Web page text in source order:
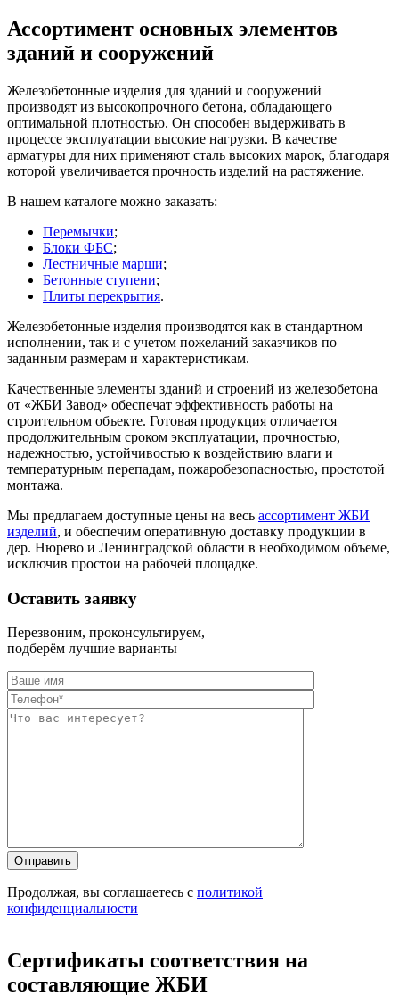
Ассортимент основных элементов
зданий и сооружений
Железобетонные изделия для зданий и сооружений
производят из высокопрочного бетона, обладающего
оптимальной плотностью. Он способен выдерживать в
процессе эксплуатации высокие нагрузки. В качестве
арматуры для них применяют сталь высоких марок, благодаря
которой увеличивается прочность изделий на растяжение.
В нашем каталоге можно заказать:
Перемычки;
Блоки ФБС;
Лестничные марши;
Бетонные ступени;
Плиты перекрытия.
Железобетонные изделия производятся как в стандартном
исполнении, так и с учетом пожеланий заказчиков по
заданным размерам и характеристикам.
Качественные элементы зданий и строений из железобетона
от «ЖБИ Завод» обеспечат эффективность работы на
строительном объекте. Готовая продукция отличается
продолжительным сроком эксплуатации, прочностью,
надежностью, устойчивостью к воздействию влаги и
температурным перепадам, пожаробезопасностью, простотой
монтажа.
Мы предлагаем доступные цены на весь ассортимент ЖБИ
изделий, и обеспечим оперативную доставку продукции в
дер. Нюрево и Ленинградской области в необходимом объеме,
исключив простои на рабочей площадке.
Оставить заявку
Перезвоним, проконсультируем,
подберём лучшие варианты
Продолжая, вы соглашаетесь с политикой
конфиденциальности
Сертификаты соответствия на
составляющие ЖБИ